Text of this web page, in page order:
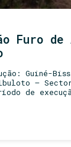
Furo de
Guiné-
–
de